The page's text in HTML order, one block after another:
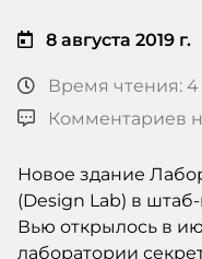
8 августа 2019 г.
Время чтения:
Комментариев
Новое здание
(Design Lab) в
Вью открылось в
лаборатории